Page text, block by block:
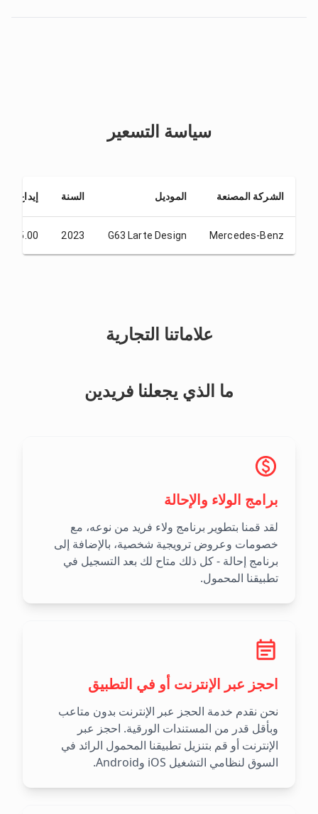
سياسة التسعير
الشركة المصنعة الموديل السنة إيداع
Mercedes-Benz
G63 Larte Design
2023
5.00
علاماتنا التجارية
ما الذي يجعلنا فريدين
برامج الولاء والإحالة
لقد قمنا بتطوير برنامج ولاء فريد من نوعه، مع
خصومات وعروض ترويجية شخصية، بالإضافة إلى
برنامج إحالة - كل ذلك متاح لك بعد التسجيل في
تطبيقنا المحمول.
احجز عبر الإنترنت أو في التطبيق
نحن نقدم خدمة الحجز عبر الإنترنت بدون متاعب
وبأقل قدر من المستندات الورقية. احجز عبر
الإنترنت أو قم بتنزيل تطبيقنا المحمول الرائد في
السوق لنظامي التشغيل iOS وAndroid.